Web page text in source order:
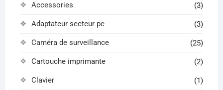
Accessories (3)
Adaptateur secteur pc (3)
Caméra de surveillance (25)
Cartouche imprimante (2)
Clavier (1)